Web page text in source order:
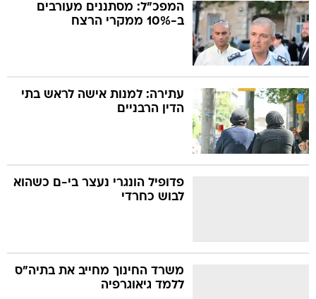
המפכ"ל: מסתננים מעורבים
ב-10% ממקרי הרצח
עתירה: למנות אישה לראש בתי
הדין הרבניים
פדופיל הונגרי נעצר בי-ם כשהוא
לבוש כחרדי
משרד החינוך מחייב את בתיה"ס
ללמד גיאוגרפיה